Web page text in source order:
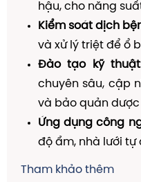
hậu, cho năng
Kiểm soát dịch
và xử lý triệt để ổ
Đào tạo kỹ
chuyên sâu, cập
và bảo quản dược
Ứng dụng công
độ ẩm, nhà lưới tự
Tham khảo thêm